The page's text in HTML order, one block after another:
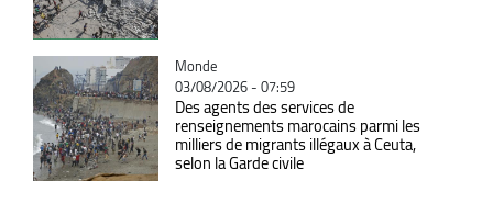
Catégorie
Monde
03/08/2026 - 07:59
Des agents des services de
renseignements marocains parmi les
milliers de migrants illégaux à Ceuta,
selon la Garde civile